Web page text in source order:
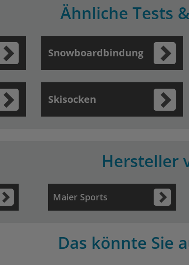
Ähnliche Tests
Snowboardbindung
Skisocken
Hersteller
Maier Sports
Das könnte Sie